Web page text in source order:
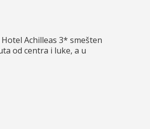
Achilleas 3* smešten
od centra i luke, a u